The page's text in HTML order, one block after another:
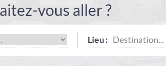
vous aller ?
Lieu :